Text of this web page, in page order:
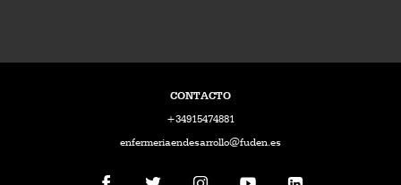
CONTACTO
+34915474881
enfermeriaendesarrollo@fuden.es